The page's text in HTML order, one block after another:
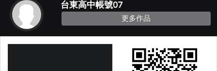
台東高中帳號07
更多作品